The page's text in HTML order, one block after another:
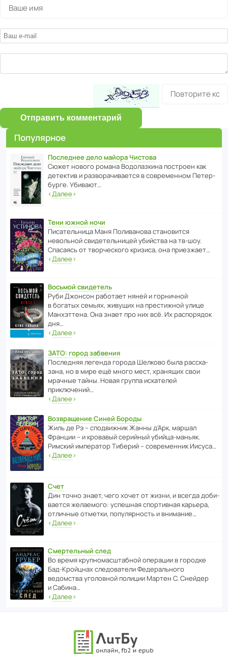
Отправить комментарий
Популярное
Последнее дело майора Чистова
Сюжет нового романа Водо­ла­з­кина пост­роен как
дете­ктив и разво­ра­чи­ва­ется в совре­менном Пете­р­
бурге. Убивают…
‹Далее›
Тени южной ночи
Писа­тель­ница Маня Поли­ва­нова стано­вится
невольной свиде­тель­ницей убийства на тв-шоу.
Спасаясь от твор­че­с­кого кризиса, она приезжает…
‹Далее›
Восьмой свидетель
Руби Джонсон рабо­тает няней и горни­чной
в богатых семьях, живущих на прес­ти­жной улице
Манх­эт­тена. Она знает про них всё. Их распо­рядок
дня…
‹Далее›
ЗАТО: город забвения
После­дняя легенда города Шелково была расска­
зана, но в мире ещё много мест, хранящих свои
мрачные тайны. Новая группа иска­телей
приключений…
‹Далее›
Возвращение Синей Бороды
Жиль де Рэ – спод­ви­жник Жанны д’Арк, маршал
Франции – и кровавый серийный убийца-маньяк.
Римский импе­ратор Тиберий – совре­менник Иисуса…
‹Далее›
Счет
Дин точно знает, чего хочет от жизни, и всегда доби­
ва­ется жела­е­мого: успе­шная спор­ти­вная карьера,
отли­чные отметки, попу­ля­р­ность и внимание…
‹Далее›
Смертельный след
Во время круп­но­мас­ш­та­бной операции в городке
Бад‑Крой­цнах следо­ва­тели Феде­раль­ного
ведомства уголо­вной полиции Мартен С. Снейдер
и Сабина…
‹Далее›